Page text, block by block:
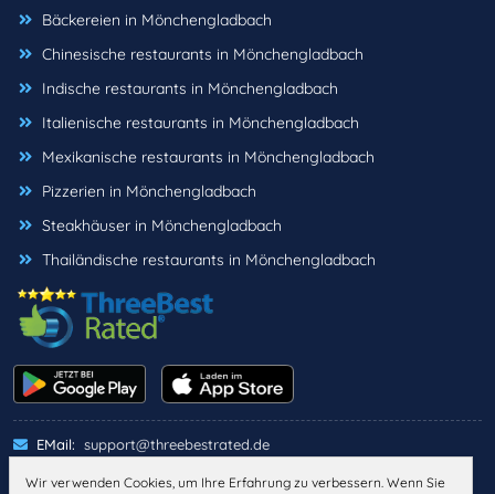
Bäckereien in Mönchengladbach
Chinesische restaurants in Mönchengladbach
Indische restaurants in Mönchengladbach
Italienische restaurants in Mönchengladbach
Mexikanische restaurants in Mönchengladbach
Pizzerien in Mönchengladbach
Steakhäuser in Mönchengladbach
Thailändische restaurants in Mönchengladbach
EMail: support@threebestrated.de
Wir verwenden Cookies, um Ihre Erfahrung zu verbessern. Wenn Sie